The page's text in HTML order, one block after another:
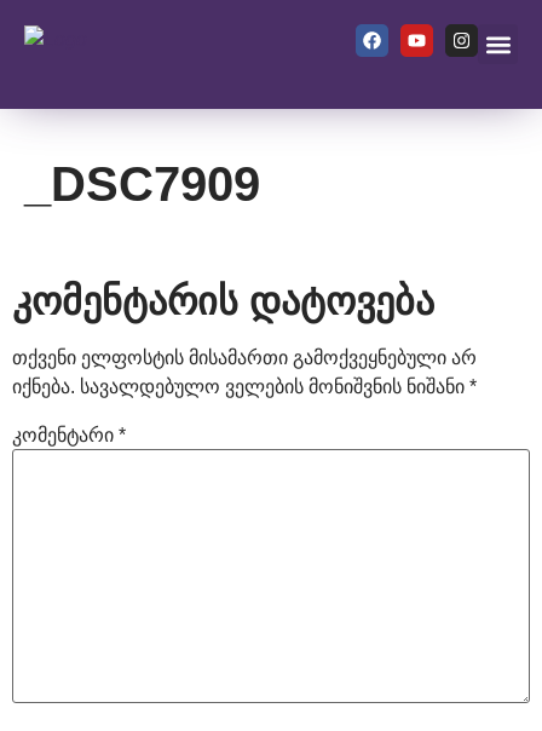
_DSC7909
კომენტარის დატოვება
თქვენი ელფოსტის მისამართი გამოქვეყნებული არ
იქნება. სავალდებულო ველების მონიშვნის ნიშანი *
კომენტარი *